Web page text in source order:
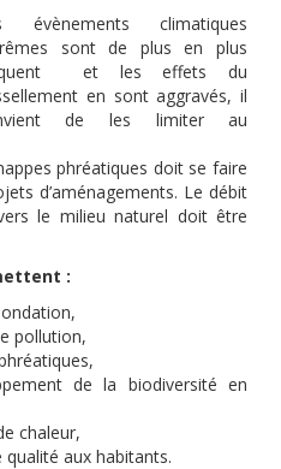
évènements climatiques
sont de plus en plus
et les effets du
en sont aggravés, il
de les limiter au
phréatiques doit se faire
d’aménagements. Le débit
le milieu naturel doit être
:
pollution,
de la biodiversité en
chaleur,
qualité aux habitants.